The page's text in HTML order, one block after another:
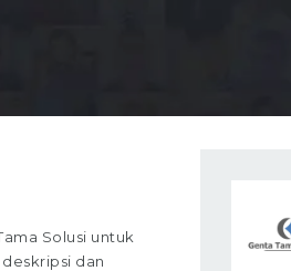
Solusi untuk
dan